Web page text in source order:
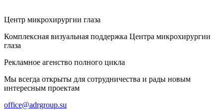
Центр микрохирургии глаза
Комплексная визуальная поддержка Центра микрохирургии
глаза
Рекламное агенство полного цикла
Мы всегда открыты для сотрудничества и рады новым
интересным проектам
office@adrgroup.su